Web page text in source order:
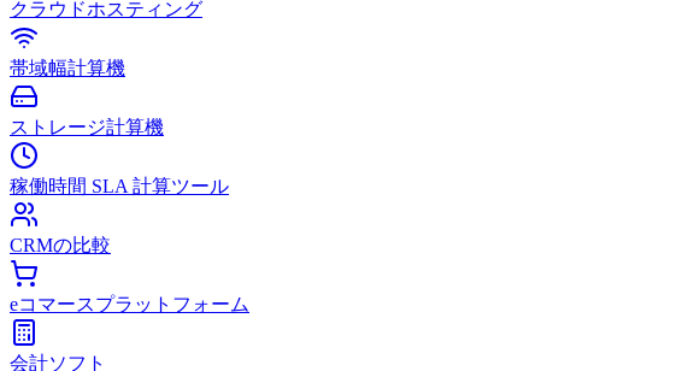
クラウドホスティング
帯域幅計算機
ストレージ計算機
稼働時間 SLA 計算ツール
CRMの比較
eコマースプラットフォーム
会計ソフト